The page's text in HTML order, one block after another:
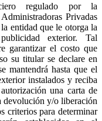
regulado por la
Privadas
entidad que le otorga la
exterior. Tal
garantizar el costo que
su titular se declare en
mantendrá hasta que el
instalados y reciba
una carta de
devolución y/o liberación
criterios para determinar